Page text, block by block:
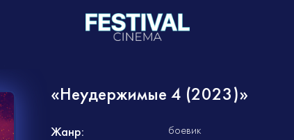
«Неудержимые 4 (2023)»
Жанр: боевик